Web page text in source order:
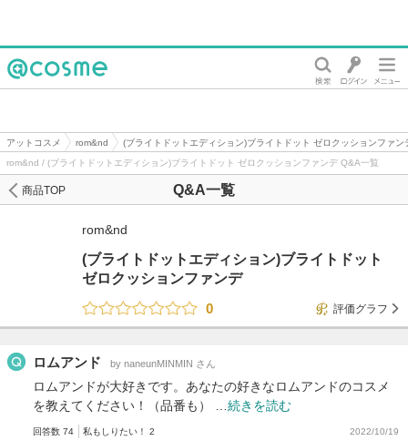
アットコスメ rom&nd
(ブライトドットエディション)ブライトドット ゼロクッションファン
rom&nd / (ブライトドットエディション)ブライトドット ゼロクッションファンデ Q&A一覧
Q&A一覧
商品TOP
rom&nd
(ブライトドットエディション)ブライトドット
ゼロクッションファンデ
0
評価グラフ
ロムアンド by naneunMINMIN さん
ロムアンドが大好きです。あなたの好きなロムアンドのコスメ
を教えてください！（品番も） … 続きを読む
回答数 74 私もしりたい！ 2 2022/10/19